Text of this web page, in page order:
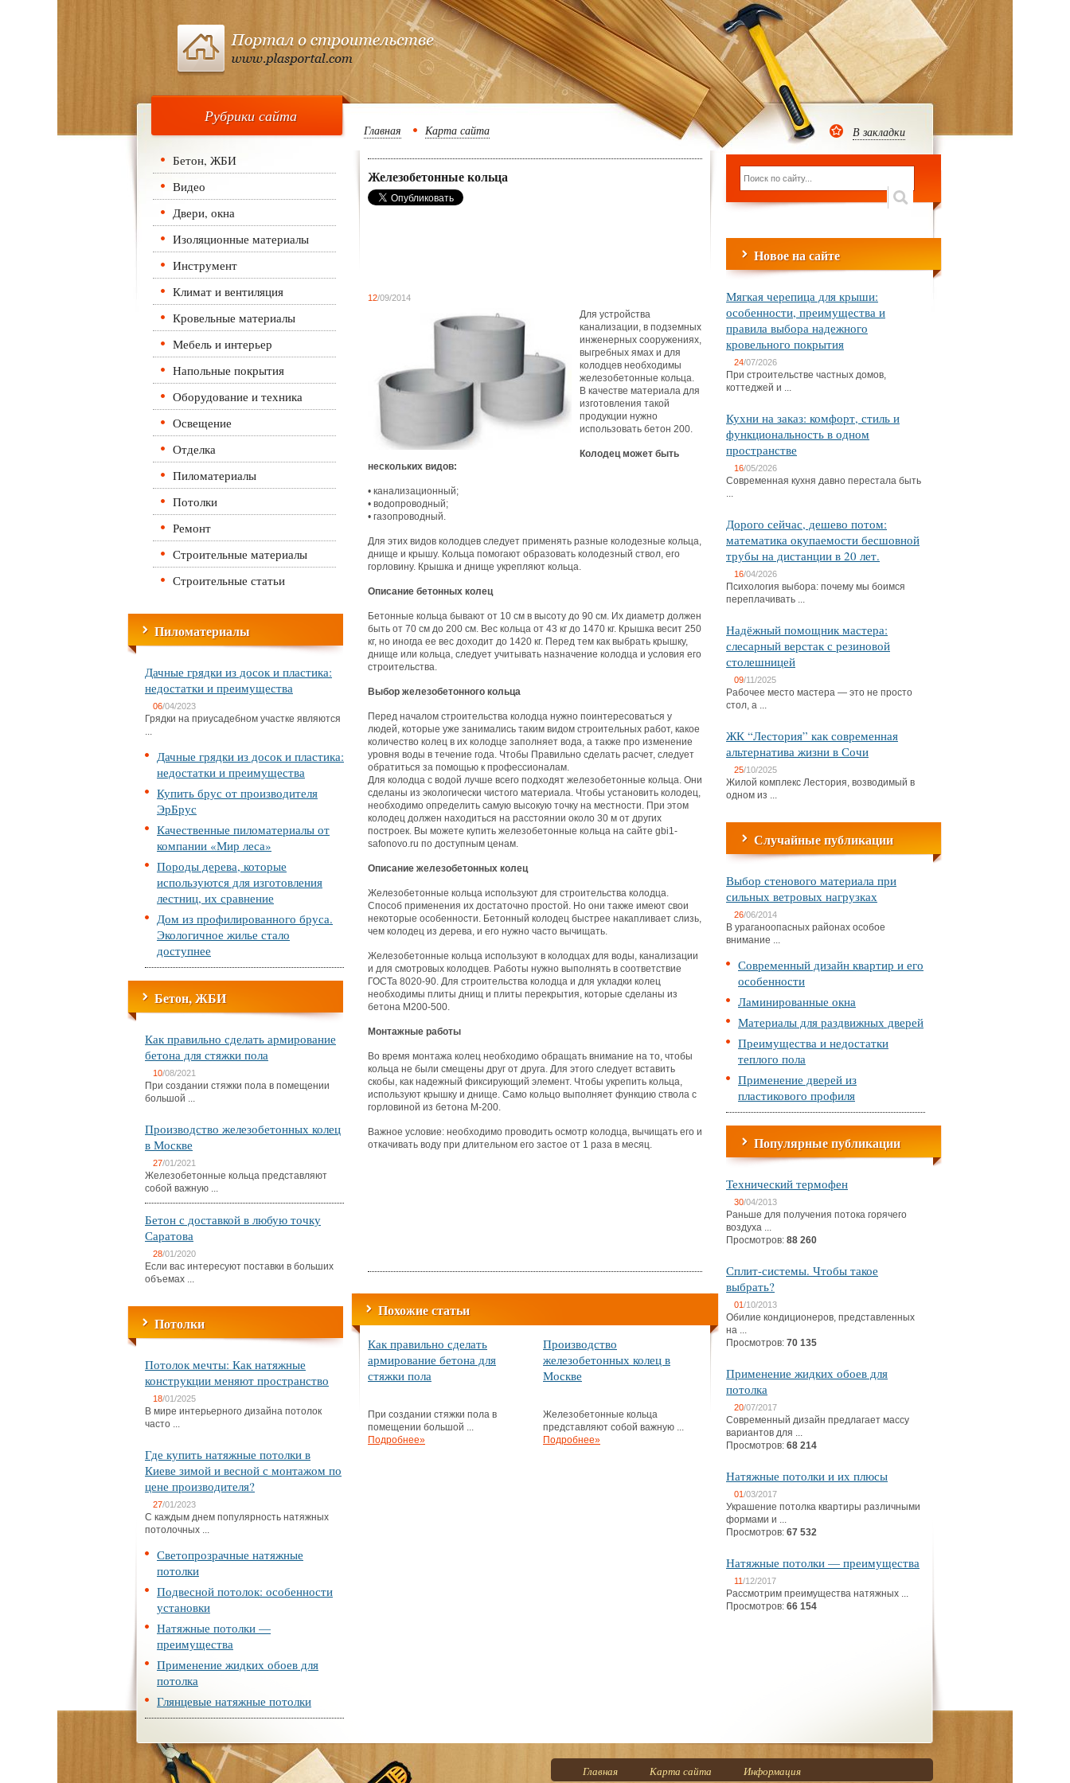
Рубрики сайта
Бетон, ЖБИ
Видео
Двери, окна
Изоляционные материалы
Инструмент
Климат и вентиляция
Кровельные материалы
Мебель и интерьер
Напольные покрытия
Оборудование и техника
Освещение
Отделка
Пиломатериалы
Потолки
Ремонт
Строительные материалы
Строительные статьи
Пиломатериалы
Дачные грядки из досок и пластика:
недостатки и преимущества
06/04/2023
Грядки на приусадебном участке являются
...
Дачные грядки из досок и пластика:
недостатки и преимущества
Купить брус от производителя
ЭрБрус
Качественные пиломатериалы от
компании «Мир леса»
Породы дерева, которые
используются для изготовления
лестниц, их сравнение
Дом из профилированного бруса.
Экологичное жилье стало
доступнее
Бетон, ЖБИ
Как правильно сделать армирование
бетона для стяжки пола
10/08/2021
При создании стяжки пола в помещении
большой ...
Производство железобетонных колец
в Москве
27/01/2021
Железобетонные кольца представляют
собой важную ...
Бетон с доставкой в любую точку
Саратова
28/01/2020
Если вас интересуют поставки в больших
объемах ...
Потолки
Потолок мечты: Как натяжные
конструкции меняют пространство
18/01/2025
В мире интерьерного дизайна потолок
часто ...
Где купить натяжные потолки в
Киеве зимой и весной с монтажом по
цене производителя?
27/01/2023
С каждым днем популярность натяжных
потолочных ...
Светопрозрачные натяжные
потолки
Подвесной потолок: особенности
установки
Натяжные потолки —
преимущества
Применение жидких обоев для
потолка
Глянцевые натяжные потолки
Главная Карта сайта
Железобетонные кольца
12/09/2014
Для устройства
канализации, в подземных
инженерных сооружениях,
выгребных ямах и для
колодцев необходимы
железобетонные кольца.
В качестве материала для
изготовления такой
продукции нужно
использовать бетон 200.
Колодец может быть
нескольких видов:
• канализационный;
• водопроводный;
• газопроводный.
Для этих видов колодцев следует применять разные колодезные кольца,
днище и крышу. Кольца помогают образовать колодезный ствол, его
горловину. Крышка и днище укрепляют кольца.
Описание бетонных колец
Бетонные кольца бывают от 10 см в высоту до 90 см. Их диаметр должен
быть от 70 см до 200 см. Вес кольца от 43 кг до 1470 кг. Крышка весит 250
кг, но иногда ее вес доходит до 1420 кг. Перед тем как выбрать крышку,
днище или кольца, следует учитывать назначение колодца и условия его
строительства.
Выбор железобетонного кольца
Перед началом строительства колодца нужно поинтересоваться у
людей, которые уже занимались таким видом строительных работ, какое
количество колец в их колодце заполняет вода, а также про изменение
уровня воды в течение года. Чтобы Правильно сделать расчет, следует
обратиться за помощью к профессионалам.
Для колодца с водой лучше всего подходят железобетонные кольца. Они
сделаны из экологически чистого материала. Чтобы установить колодец,
необходимо определить самую высокую точку на местности. При этом
колодец должен находиться на расстоянии около 30 м от других
построек. Вы можете купить железобетонные кольца на сайте gbi1-
safonovo.ru по доступным ценам.
Описание железобетонных колец
Железобетонные кольца используют для строительства колодца.
Способ применения их достаточно простой. Но они также имеют свои
некоторые особенности. Бетонный колодец быстрее накапливает слизь,
чем колодец из дерева, и его нужно часто вычищать.
Железобетонные кольца используют в колодцах для воды, канализации
и для смотровых колодцев. Работы нужно выполнять в соответствие
ГОСТа 8020-90. Для строительства колодца и для укладки колец
необходимы плиты днищ и плиты перекрытия, которые сделаны из
бетона M200-500.
Монтажные работы
Во время монтажа колец необходимо обращать внимание на то, чтобы
кольца не были смещены друг от друга. Для этого следует вставить
скобы, как надежный фиксирующий элемент. Чтобы укрепить кольца,
используют крышку и днище. Само кольцо выполняет функцию ствола с
горловиной из бетона М-200.
Важное условие: необходимо проводить осмотр колодца, вычищать его и
откачивать воду при длительном его застое от 1 раза в месяц.
Похожие статьи
Как правильно сделать
армирование бетона для
стяжки пола
При создании стяжки пола в
помещении большой ...
Подробнее»
Производство
железобетонных колец в
Москве
Железобетонные кольца
представляют собой важную ...
Подробнее»
В закладки
Новое на сайте
Мягкая черепица для крыши:
особенности, преимущества и
правила выбора надежного
кровельного покрытия
24/07/2026
При строительстве частных домов,
коттеджей и ...
Кухни на заказ: комфорт, стиль и
функциональность в одном
пространстве
16/05/2026
Современная кухня давно перестала быть
...
Дорого сейчас, дешево потом:
математика окупаемости бесшовной
трубы на дистанции в 20 лет.
16/04/2026
Психология выбора: почему мы боимся
переплачивать ...
Надёжный помощник мастера:
слесарный верстак с резиновой
столешницей
09/11/2025
Рабочее место мастера — это не просто
стол, а ...
ЖК “Лестория” как современная
альтернатива жизни в Сочи
25/10/2025
Жилой комплекс Лестория, возводимый в
одном из ...
Случайные публикации
Выбор стенового материала при
сильных ветровых нагрузках
26/06/2014
В ураганоопасных районах особое
внимание ...
Современный дизайн квартир и его
особенности
Ламинированные окна
Материалы для раздвижных дверей
Преимущества и недостатки
теплого пола
Применение дверей из
пластикового профиля
Популярные публикации
Технический термофен
30/04/2013
Раньше для получения потока горячего
воздуха ...
Просмотров: 88 260
Сплит-системы. Чтобы такое
выбрать?
01/10/2013
Обилие кондиционеров, представленных
на ...
Просмотров: 70 135
Применение жидких обоев для
потолка
20/07/2017
Современный дизайн предлагает массу
вариантов для ...
Просмотров: 68 214
Натяжные потолки и их плюсы
01/03/2017
Украшение потолка квартиры различными
формами и ...
Просмотров: 67 532
Натяжные потолки — преимущества
11/12/2017
Рассмотрим преимущества натяжных ...
Просмотров: 66 154
Главная Карта сайта Информация